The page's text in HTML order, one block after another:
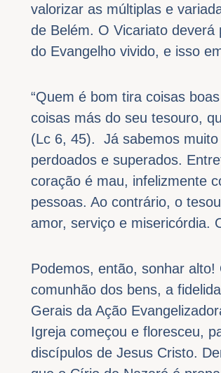
valorizar as múltiplas e
de Belém. O Vicariato
do Evangelho vivido, e isso
“Quem é bom tira coisas
coisas más do seu tesouro,
(Lc 6, 45). Já sabemos
perdoados e superados.
coração é mau, infelizmente
pessoas. Ao contrário, o
amor, serviço e misericórdia.
Podemos, então, sonhar
comunhão dos bens, a
Gerais da Ação
Igreja começou e floresceu,
discípulos de Jesus Cristo.